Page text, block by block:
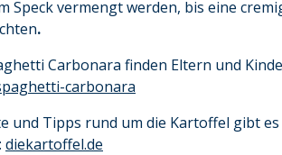
Speck vermengt werden, bis eine
.
Carbonara finden Eltern und
carbonara
und Tipps rund um die Kartoffel gibt
: diekartoffel.de